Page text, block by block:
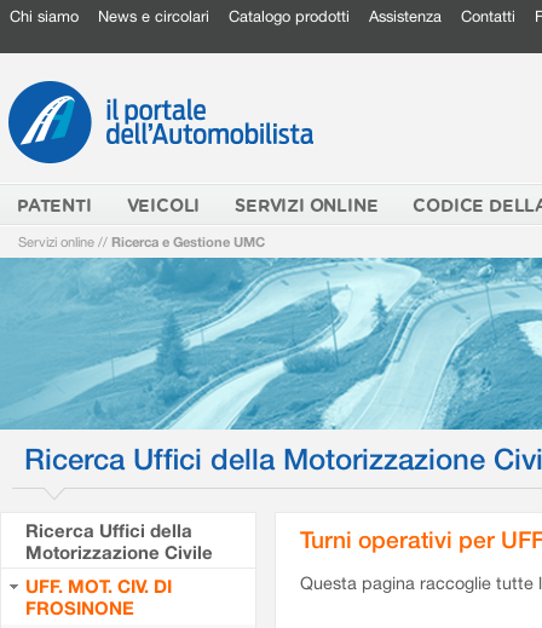
Chi siamo News e circolari Catalogo prodotti Assistenza Contatti
PATENTI VEICOLI SERVIZI ONLINE CODICE
Servizi online // Ricerca e Gestione UMC
Ricerca Uffici della Motorizzazione
Ricerca Uffici della
Motorizzazione Civile
UFF. MOT. CIV. DI
FROSINONE
Turni operativi per
Questa pagina raccoglie tutte